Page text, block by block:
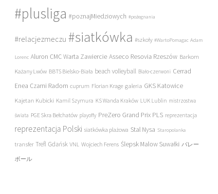
#plusliga #poznajMiedziowych #pożegnania
#relacjezmeczu #siatkówka #szkoły #WartoPomagac Adam
Lorenc Aluron CMC Warta Zawiercie Asseco Resovia Rzeszów Barkom
Każany Lwów BBTS Bielsko-Biała beach volleyball Biało-czerwoni Cerrad
Enea Czarni Radom cuprum Florian Krage galeria GKS Katowice
Kajetan Kubicki Kamil Szymura KS Wanda Kraków LUK Lublin mistrzostwa
świata PGE Skra Bełchatów playoffy PreZero Grand Prix PLS reprezentacja
reprezentacja Polski siatkówka plażowa Stal Nysa Staropolanka
transfer Trefl Gdańsk VNL Wojciech Ferens Ślepsk Malow Suwałki バレー
ボール